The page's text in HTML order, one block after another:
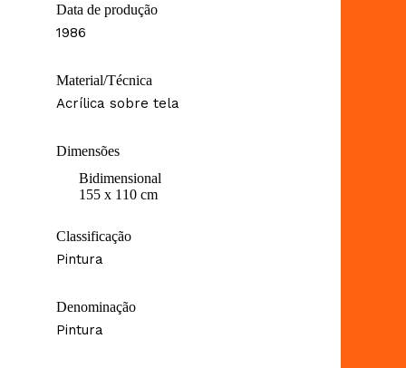
Data de produção
1986
Material/Técnica
Acrílica sobre tela
Dimensões
Bidimensional
155 x 110 cm
Classificação
Pintura
Denominação
Pintura